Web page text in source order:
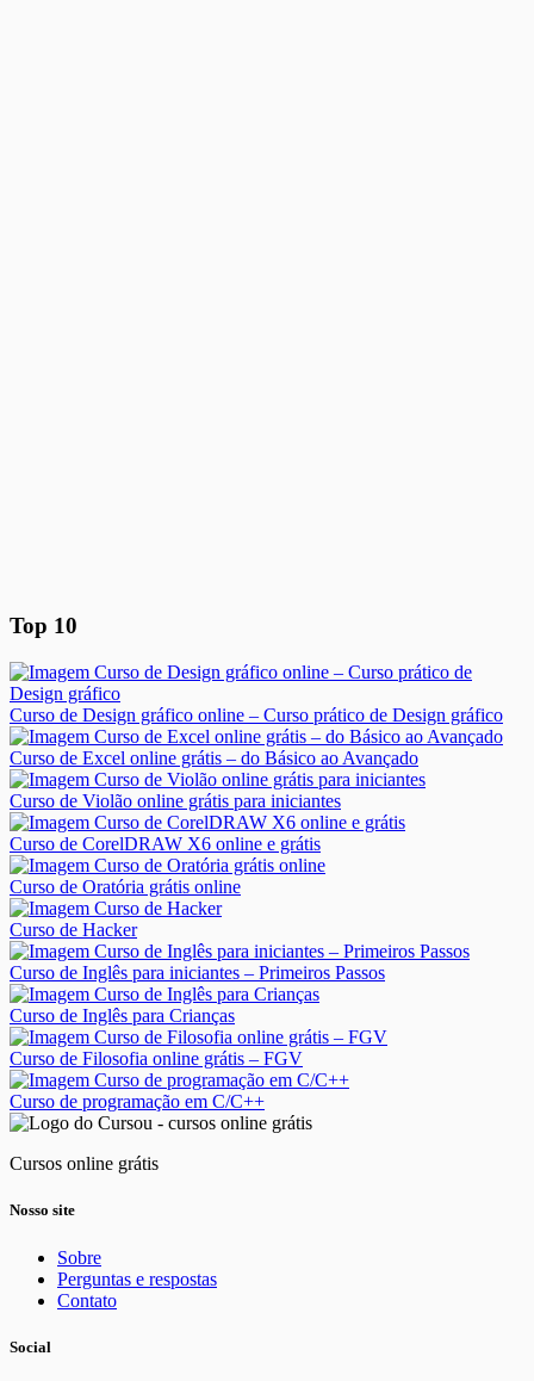
Top 10
Curso de Design gráfico online – Curso prático de Design gráfico
Curso de Excel online grátis – do Básico ao Avançado
Curso de Violão online grátis para iniciantes
Curso de CorelDRAW X6 online e grátis
Curso de Oratória grátis online
Curso de Hacker
Curso de Inglês para iniciantes – Primeiros Passos
Curso de Inglês para Crianças
Curso de Filosofia online grátis – FGV
Curso de programação em C/C++
Cursos online grátis
Nosso site
Sobre
Perguntas e respostas
Contato
Social